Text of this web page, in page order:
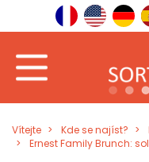
Vítejte Kde se najíst?
Ernest Family Brunch: